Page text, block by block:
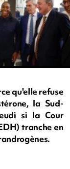
qu'elle refuse
la Sud-
si la Cour
tranche en